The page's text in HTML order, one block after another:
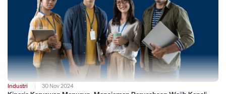
Industri 30 Nov 2024